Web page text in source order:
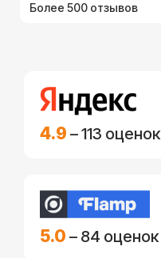
Более 500 отзывов
4.9 – 113 оценок
5.0 – 84 оценок